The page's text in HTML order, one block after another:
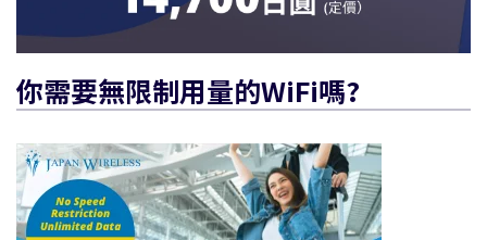
你需要無限制用量的WiFi嗎?